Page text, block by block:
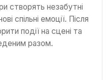
створять незабутні
спільні емоції. Після
події на сцені та
разом.